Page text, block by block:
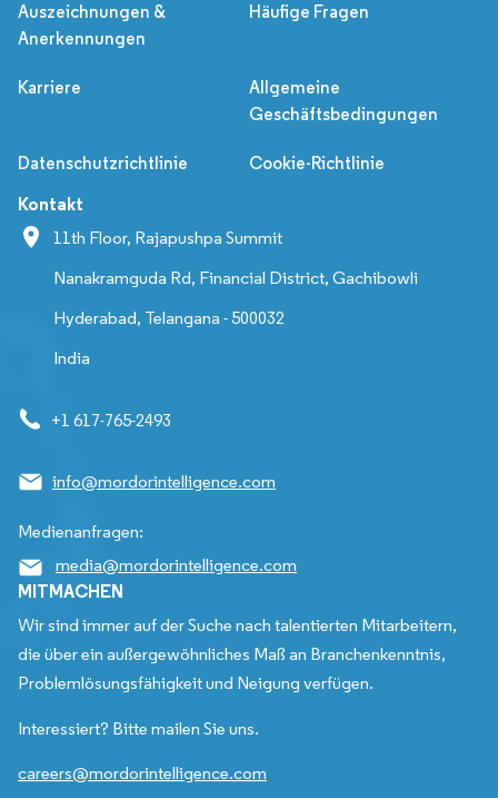
Auszeichnungen &
Anerkennungen
Häufige Fragen
Karriere
Allgemeine
Geschäftsbedingungen
Datenschutzrichtlinie Cookie-Richtlinie
Kontakt
11th Floor, Rajapushpa Summit
Nanakramguda Rd, Financial District, Gachibowli
Hyderabad, Telangana - 500032
India
+1 617-765-2493
info@mordorintelligence.com
Medienanfragen:
media@mordorintelligence.com
MITMACHEN
Wir sind immer auf der Suche nach talentierten Mitarbeitern,
die über ein außergewöhnliches Maß an Branchenkenntnis,
Problemlösungsfähigkeit und Neigung verfügen.
Interessiert? Bitte mailen Sie uns.
careers@mordorintelligence.com